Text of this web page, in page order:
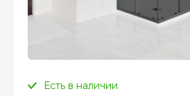
Есть в наличии